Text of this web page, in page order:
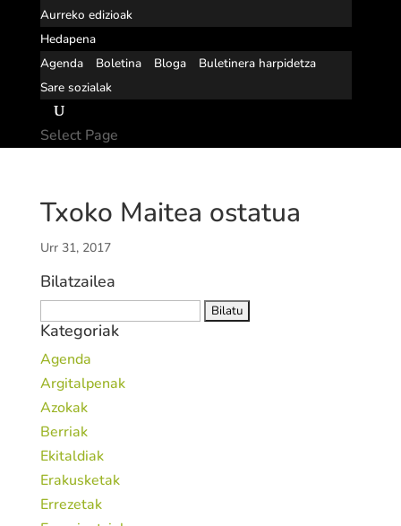
Aurreko edizioak
Hedapena
Agenda
Boletina Bloga
Buletinera harpidetza
Sare sozialak
Select Page
Txoko Maitea ostatua
Urr 31, 2017
Bilatzailea
Kategoriak
Agenda
Argitalpenak
Azokak
Berriak
Ekitaldiak
Erakusketak
Errezetak